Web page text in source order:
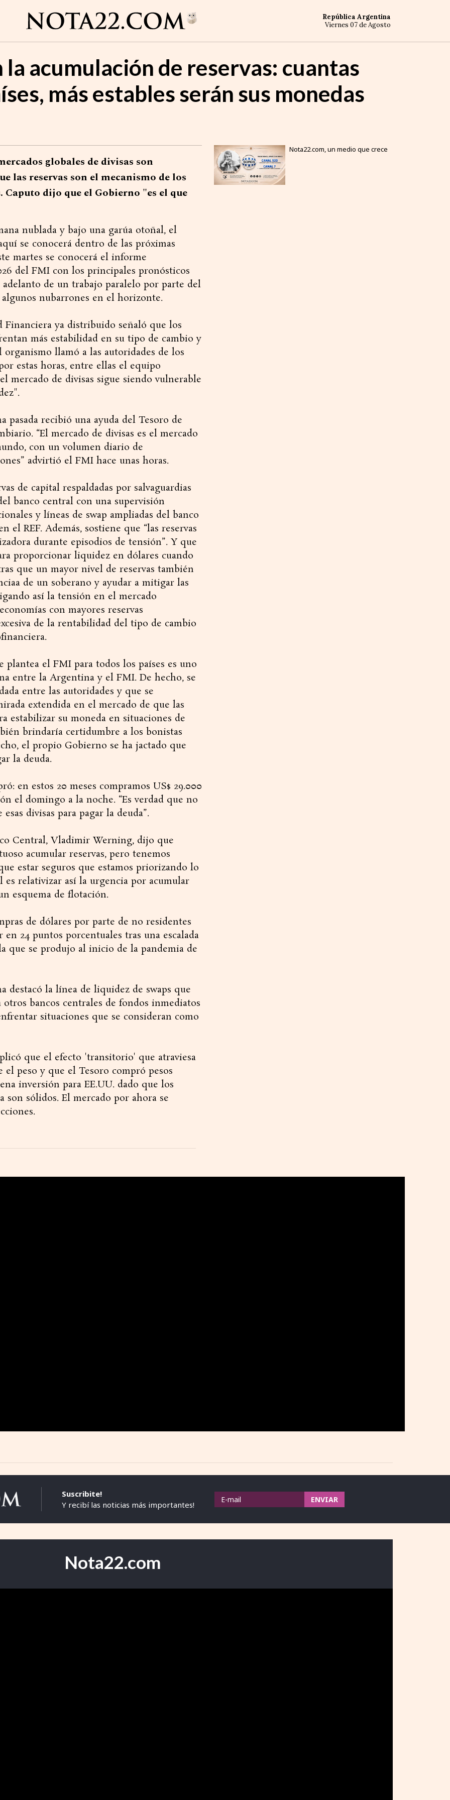
República Argentina
Viernes 07 de Agosto
la acumulación de reservas: cuantas
más estables serán sus monedas
globales de divisas son
las reservas son el mecanismo de los
dijo que el Gobierno "es el que
nublada y bajo una garúa otoñal, el
se conocerá dentro de las próximas
martes se conocerá el informe
del FMI con los principales pronósticos
de un trabajo paralelo por parte del
nubarrones en el horizonte.
ya distribuido señaló que los
más estabilidad en su tipo de cambio y
llamó a las autoridades de los
estas horas, entre ellas el equipo
mercado de divisas sigue siendo vulnerable
pasada recibió una ayuda del Tesoro de
“El mercado de divisas es el mercado
con un volumen diario de
advirtió el FMI hace unas horas.
de capital respaldadas por salvaguardias
banco central con una supervisión
y líneas de swap ampliadas del banco
REF. Además, sostiene que “las reservas
durante episodios de tensión”. Y que
proporcionar liquidez en dólares cuando
que un mayor nivel de reservas también
de un soberano y ayudar a mitigar las
así la tensión en el mercado
con mayores reservas
de la rentabilidad del tipo de cambio
plantea el FMI para todos los países es uno
entre la Argentina y el FMI. De hecho, se
entre las autoridades y que se
extendida en el mercado de que las
estabilizar su moneda en situaciones de
brindaría certidumbre a los bonistas
el propio Gobierno se ha jactado que
la deuda.
en estos 20 meses compramos US$ 29.000
el domingo a la noche. “Es verdad que no
divisas para pagar la deuda”.
Central, Vladimir Werning, dijo que
acumular reservas, pero tenemos
estar seguros que estamos priorizando lo
relativizar así la urgencia por acumular
esquema de flotación.
de dólares por parte de no residentes
24 puntos porcentuales tras una escalada
que se produjo al inicio de la pandemia de
destacó la línea de liquidez de swaps que
bancos centrales de fondos inmediatos
situaciones que se consideran como
que el efecto 'transitorio' que atraviesa
el peso y que el Tesoro compró pesos
inversión para EE.UU. dado que los
sólidos. El mercado por ahora se
Nota22.com, un medio que crece
Suscribite!
Y recibí las noticias más importantes!
Nota22.com